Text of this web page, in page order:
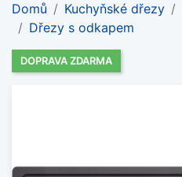
Domů Kuchyňské dřezy
Dřezy s odkapem
DOPRAVA ZDARMA